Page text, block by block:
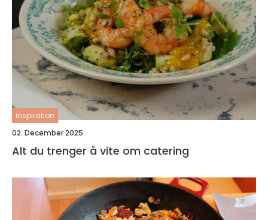
inspiration
02. December 2025
Alt du trenger å vite om catering